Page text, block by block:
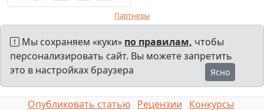
Партнеры
Мы сохраняем «куки» по правилам, чтобы
персонализировать сайт. Вы можете запретить
это в настройках браузера
Ясно
Опубликовать статью Рецензии Конкурсы